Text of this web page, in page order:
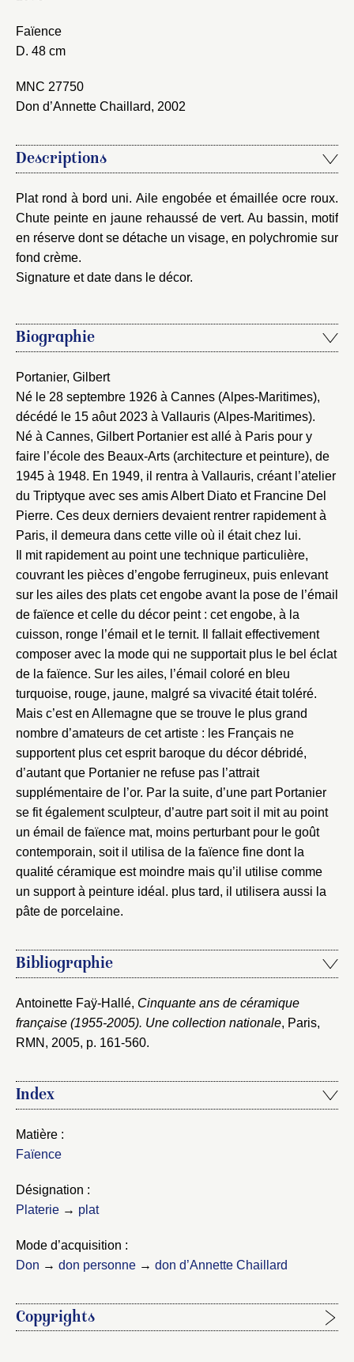
Faïence
D. 48 cm
MNC 27750
Don d’Annette Chaillard, 2002
Descriptions
Plat rond à bord uni. Aile engobée et émaillée ocre roux.
Chute peinte en jaune rehaussé de vert. Au bassin, motif
en réserve dont se détache un visage, en polychromie sur
fond crème.
Signature et date dans le décor.
Biographie
Portanier, Gilbert
Né le 28 septembre 1926 à Cannes (Alpes-Maritimes),
décédé le 15 aôut 2023 à Vallauris (Alpes-Maritimes).
Né à Cannes, Gilbert Portanier est allé à Paris pour y
faire l’école des Beaux-Arts (architecture et peinture), de
1945 à 1948. En 1949, il rentra à Vallauris, créant l’atelier
du Triptyque avec ses amis Albert Diato et Francine Del
Pierre. Ces deux derniers devaient rentrer rapidement à
Paris, il demeura dans cette ville où il était chez lui.
Il mit rapidement au point une technique particulière,
couvrant les pièces d’engobe ferrugineux, puis enlevant
sur les ailes des plats cet engobe avant la pose de l’émail
de faïence et celle du décor peint : cet engobe, à la
cuisson, ronge l’émail et le ternit. Il fallait effectivement
composer avec la mode qui ne supportait plus le bel éclat
de la faïence. Sur les ailes, l’émail coloré en bleu
turquoise, rouge, jaune, malgré sa vivacité était toléré.
Mais c’est en Allemagne que se trouve le plus grand
nombre d’amateurs de cet artiste : les Français ne
supportent plus cet esprit baroque du décor débridé,
d’autant que Portanier ne refuse pas l’attrait
supplémentaire de l’or. Par la suite, d’une part Portanier
se fit également sculpteur, d’autre part soit il mit au point
un émail de faïence mat, moins perturbant pour le goût
contemporain, soit il utilisa de la faïence fine dont la
qualité céramique est moindre mais qu’il utilise comme
un support à peinture idéal. plus tard, il utilisera aussi la
pâte de porcelaine.
Bibliographie
Antoinette Faÿ-Hallé, Cinquante ans de céramique
française (1955-2005). Une collection nationale, Paris,
RMN, 2005, p. 161-560.
Index
Matière :
Faïence
Désignation :
Platerie → plat
Mode d’acquisition :
Don → don personne → don d’Annette Chaillard
Copyrights
notice
Nom du dossier
Valider
Nouveau dossier
Connexion
Courriel
Mot de passe
Vous n'êtes pas encore inscrit ?Créer un compte
Vous avez oublié votre mot de passe ?